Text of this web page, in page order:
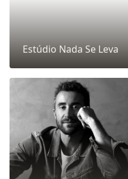
Estúdio Nada Se Leva